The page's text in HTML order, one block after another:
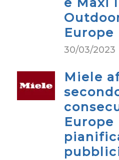
Europe
30/03/2023
Miele
Europe